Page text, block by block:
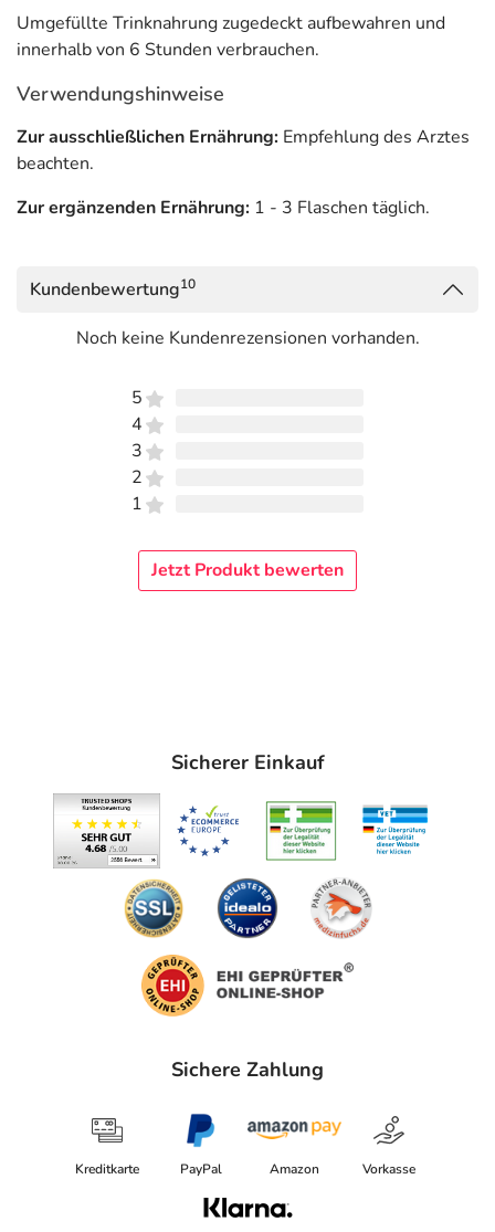
Umgefüllte Trinknahrung zugedeckt aufbewahren und
innerhalb von 6 Stunden verbrauchen.
Verwendungshinweise
Zur ausschließlichen Ernährung: Empfehlung des Arztes
beachten.
Zur ergänzenden Ernährung: 1 - 3 Flaschen täglich.
Kundenbewertung10
Noch keine Kundenrezensionen vorhanden.
5
4
3
2
1
Jetzt Produkt bewerten
Sicherer Einkauf
Sichere Zahlung
Kreditkarte PayPal Amazon Vorkasse